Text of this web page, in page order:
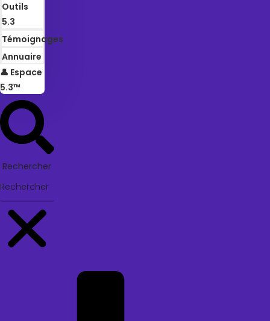
Outils
5.3
Témoignages
Annuaire
👤 Espace
5.3™
Rechercher